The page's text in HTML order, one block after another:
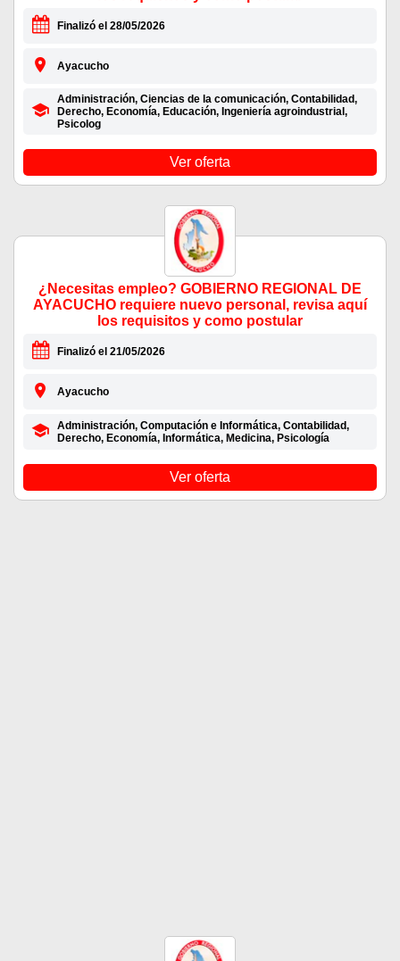
Finalizó el 28/05/2026
Ayacucho
Administración, Ciencias de la comunicación, Contabilidad,
Derecho, Economía, Educación, Ingeniería agroindustrial,
Psicolog
Ver oferta
¿Necesitas empleo? GOBIERNO REGIONAL DE
AYACUCHO requiere nuevo personal, revisa aquí
los requisitos y como postular
Finalizó el 21/05/2026
Ayacucho
Administración, Computación e Informática, Contabilidad,
Derecho, Economía, Informática, Medicina, Psicología
Ver oferta